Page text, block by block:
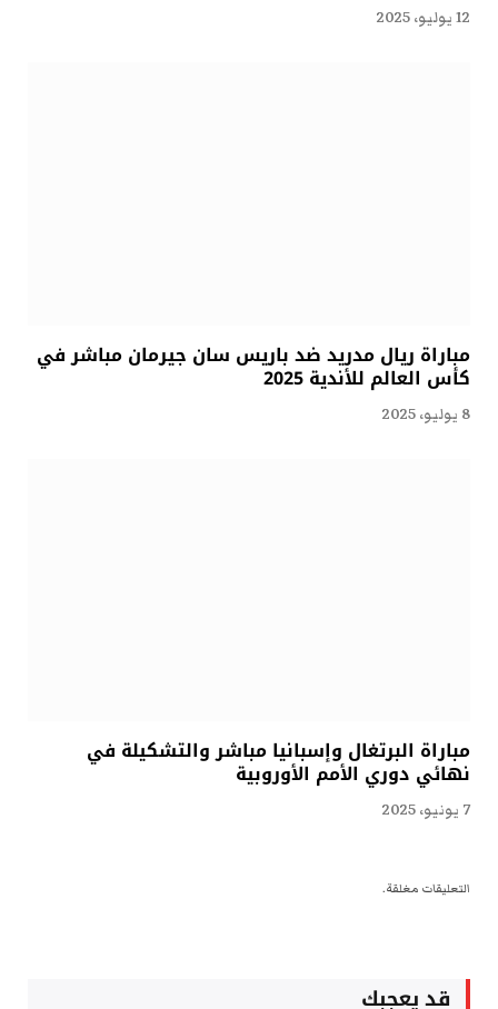
12 يوليو، 2025
مباراة ريال مدريد ضد باريس سان جيرمان مباشر في
كأس العالم للأندية 2025
8 يوليو، 2025
مباراة البرتغال وإسبانيا مباشر والتشكيلة في
نهائي دوري الأمم الأوروبية
7 يونيو، 2025
التعليقات مغلقة.
قد يعجبك